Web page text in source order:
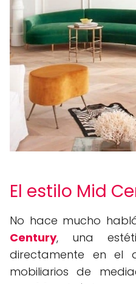
El estilo Mid
No hace mucho
Century, una
directamente en el
mobiliarios de